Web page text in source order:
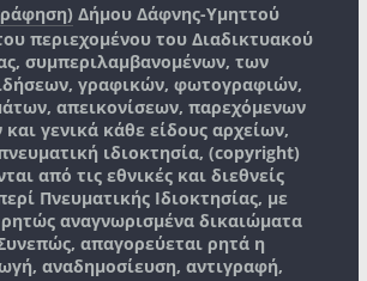
Δήμου Δάφνης-Υμηττού
περιεχομένου του Διαδικτυακού
συμπεριλαμβανομένων, των
γραφικών, φωτογραφιών,
απεικονίσεων, παρεχόμενων
γενικά κάθε είδους αρχείων,
ιδιοκτησία, (copyright)
από τις εθνικές και διεθνείς
Πνευματικής Ιδιοκτησίας, με
αναγνωρισμένα δικαιώματα
απαγορεύεται ρητά η
αναδημοσίευση, αντιγραφή,